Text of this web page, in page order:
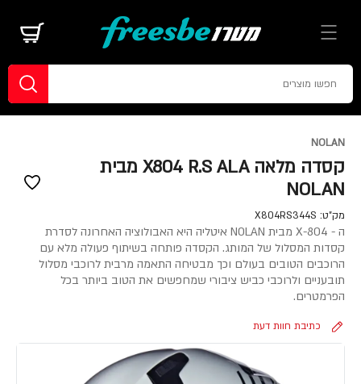
NOLAN
קסדה מלאה X804 R.S ALA מבית
NOLAN
מק"ט: X804RS344S
ה - X-804 מבית NOLAN איטליה היא האבולוציה האחרונה לסדרת
קסדות המסלול של המותג. הקסדה פותחה בשיתוף פעולה מלא עם
הרוכבים הטובים בעולם וכך מבטיחה התאמה מרבית לרוכבי מסלול
תובעניים ולרוכבי כביש ציבורי שמחפשים את הטוב ביותר בכל
הפרמטרים.
כתיבת חוות דעת